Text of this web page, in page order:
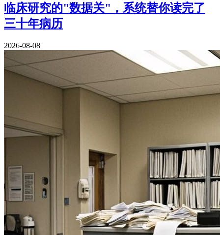
临床研究的"数据关"，系统替你读完了
三十年病历
2026-08-08